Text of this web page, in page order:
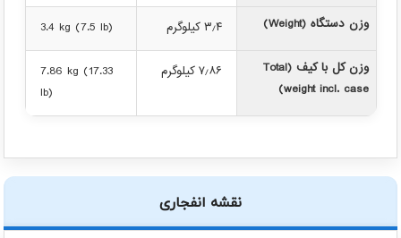
وزن دستگاه (Weight)
۳٫۴ کیلوگرم
3.4 kg (7.5 lb)
وزن کل با کیف (Total
weight incl. case)
۷٫۸۶ کیلوگرم
7.86 kg (17.33
lb)
نقشه انفجاری